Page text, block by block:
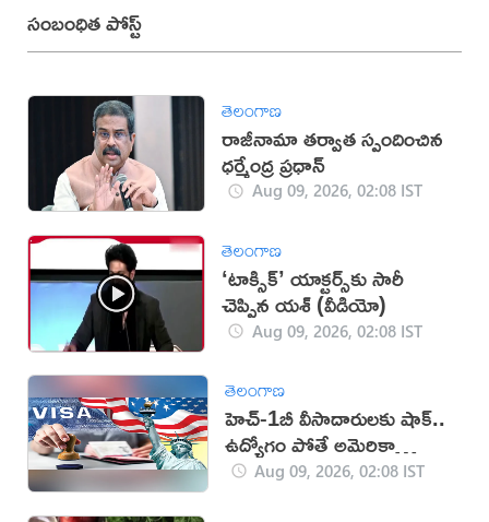
సంబంధిత పోస్ట్
తెలంగాణ
రాజీనామా తర్వాత స్పందించిన
ధర్మేంద్ర ప్రధాన్‌
Aug 09, 2026, 02:08 IST
తెలంగాణ
‘టాక్సిక్’ యాక్టర్స్‌కు సారీ
చెప్పిన యశ్ (వీడియో)
Aug 09, 2026, 02:08 IST
తెలంగాణ
హెచ్-1బీ వీసాదారులకు షాక్..
ఉద్యోగం పోతే అమెరికా
వీడాల్సిందే!
Aug 09, 2026, 02:08 IST